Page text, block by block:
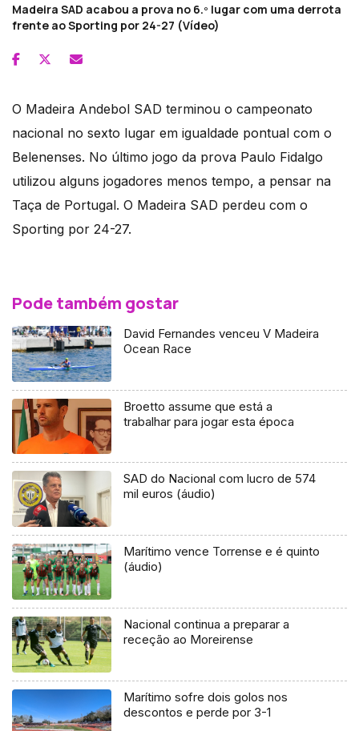
Madeira SAD acabou a prova no 6.º lugar com uma derrota
frente ao Sporting por 24-27 (Vídeo)
O Madeira Andebol SAD terminou o campeonato
nacional no sexto lugar em igualdade pontual com o
Belenenses. No último jogo da prova Paulo Fidalgo
utilizou alguns jogadores menos tempo, a pensar na
Taça de Portugal. O Madeira SAD perdeu com o
Sporting por 24-27.
Pode também gostar
David Fernandes venceu V Madeira
Ocean Race
Broetto assume que está a
trabalhar para jogar esta época
SAD do Nacional com lucro de 574
mil euros (áudio)
Marítimo vence Torrense e é quinto
(áudio)
Nacional continua a preparar a
receção ao Moreirense
Marítimo sofre dois golos nos
descontos e perde por 3-1